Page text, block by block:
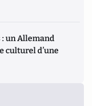
: un Allemand
culturel d’une